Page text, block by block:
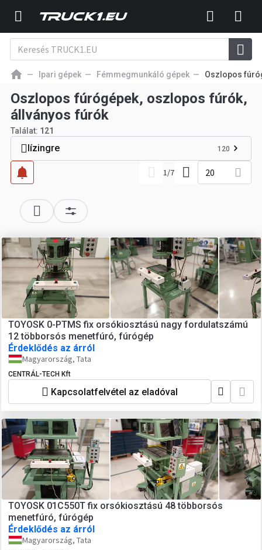
Ipari gépek Fémmegmunkáló gépek Oszlopos
Oszlopos fúrógépek, oszlopos fúrók,
állványos fúrók
Találat: 121
lízingre 120
1/7 20
TOYOSK 0-PTMS fix orsókiosztású nagy fordulatszámú
12 többorsós menetfúró, fúrógép
Érdeklődés az árról
Magyarország, Tata
CENTRÁL-TECH Kft
Kapcsolatfelvétel az eladóval
TOYOSK 01C550T fix orsókiosztású 48 többorsós
menetfúró, fúrógép
Érdeklődés az árról
Magyarország, Tata